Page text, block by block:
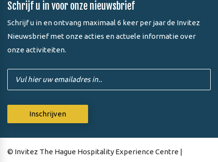
Schrijf u in voor onze nieuwsbrief
Schrijf u in en ontvang maximaal 6 keer per jaar de Invitez
Nieuwsbrief met onze acties en actuele informatie over
onze activiteiten.
© Invitez The Hague Hospitality Experience Centre |